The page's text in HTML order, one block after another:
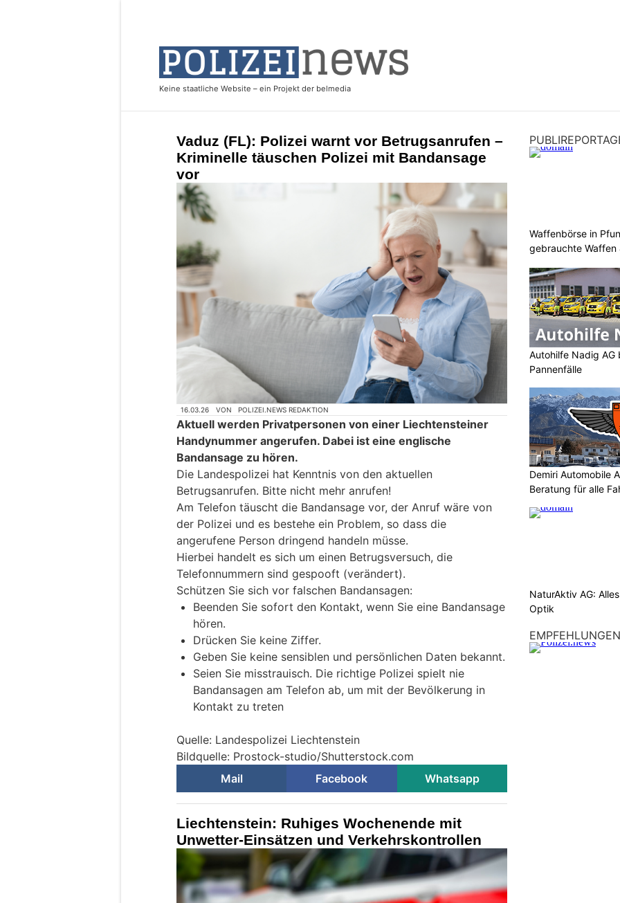
Vaduz (FL): Polizei warnt vor Betrugsanrufen –
Kriminelle täuschen Polizei mit Bandansage
vor
16.03.26 VON POLIZEI.NEWS REDAKTION
Aktuell werden Privatpersonen von einer Liechtensteiner
Handynummer angerufen. Dabei ist eine englische
Bandansage zu hören.
Die Landespolizei hat Kenntnis von den aktuellen
Betrugsanrufen. Bitte nicht mehr anrufen!
Am Telefon täuscht die Bandansage vor, der Anruf wäre von
der Polizei und es bestehe ein Problem, so dass die
angerufene Person dringend handeln müsse.
Hierbei handelt es sich um einen Betrugsversuch, die
Telefonnummern sind gespooft (verändert).
Schützen Sie sich vor falschen Bandansagen:
Beenden Sie sofort den Kontakt, wenn Sie eine Bandansage
hören.
Drücken Sie keine Ziffer.
Geben Sie keine sensiblen und persönlichen Daten bekannt.
Seien Sie misstrauisch. Die richtige Polizei spielt nie
Bandansagen am Telefon ab, um mit der Bevölkerung in
Kontakt zu treten
Quelle: Landespolizei Liechtenstein
Bildquelle: Prostock-studio/Shutterstock.com
Mail
Facebook Whatsapp
Liechtenstein: Ruhiges Wochenende mit
Unwetter-Einsätzen und Verkehrskontrollen
Waffenbörse in
gebrauchte Waffen
Autohilfe Nadig AG
Pannenfälle
Demiri Automobile
Beratung für alle
NaturAktiv AG:
Optik
EMPFEHLUNGEN